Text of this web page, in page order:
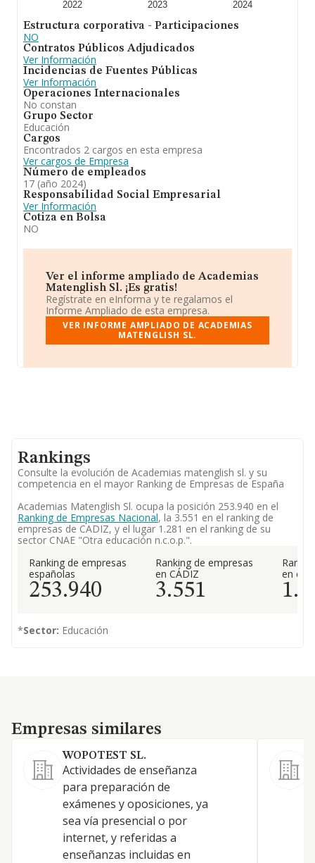
compañías asciende a los 154 mil euros, la empresa ha
relativa a la provincia de Cádiz, en la base de datos
INFORMA constan 499 empresas, con ventas en 2024
de hasta 56 millones de euros. Para aportar ulterior
información de interés en el ámbito sectorial, la media
de empleados es de 3; la antigüedad alcanza los 14
años desde la constitución.
Para concluir, la actividad de
S.Lestá enfocada en otra educación. En cuanto a la
posición en el ranking de la provincia de Cádiz, la
empresa ha perdido posiciones frente al 2023.
2022 2023 2024
Estructura corporativa - Participaciones
NO
Contratos Públicos Adjudicados
Ver Información
Incidencias de Fuentes Públicas
Ver Información
Operaciones Internacionales
No constan
Grupo Sector
Educación
Cargos
Encontrados 2 cargos en esta empresa
Ver cargos de Empresa
Número de empleados
17 (año 2024)
Responsabilidad Social Empresarial
Ver Información
Cotiza en Bolsa
NO
Ver el informe ampliado de Academias
Matenglish Sl. ¡Es gratis!
Regístrate en eInforma y te regalamos el
Informe Ampliado de esta empresa.
VER INFORME AMPLIADO DE ACADEMIAS
MATENGLISH SL.
Rankings
Consulte la evolución de Academias matenglish sl. y su
competencia en el mayor Ranking de Empresas de España
Academias Matenglish Sl. ocupa la posición 253.940 en el
Ranking de Empresas Nacional, la 3.551 en el ranking de
empresas de CADIZ, y el lugar 1.281 en el ranking de su
sector CNAE "Otra educación n.c.o.p.".
Ranking de empresas
españolas
253.940
Ranking de empresas
en CÁDIZ
3.551
en el
*Sector: Educación
Empresas similares
Empresas similares
WOPOTEST SL.
Actividades de enseñanza
para preparación de
exámenes y oposiciones, ya
sea vía presencial o por
internet, y referidas a
enseñanzas incluidas en